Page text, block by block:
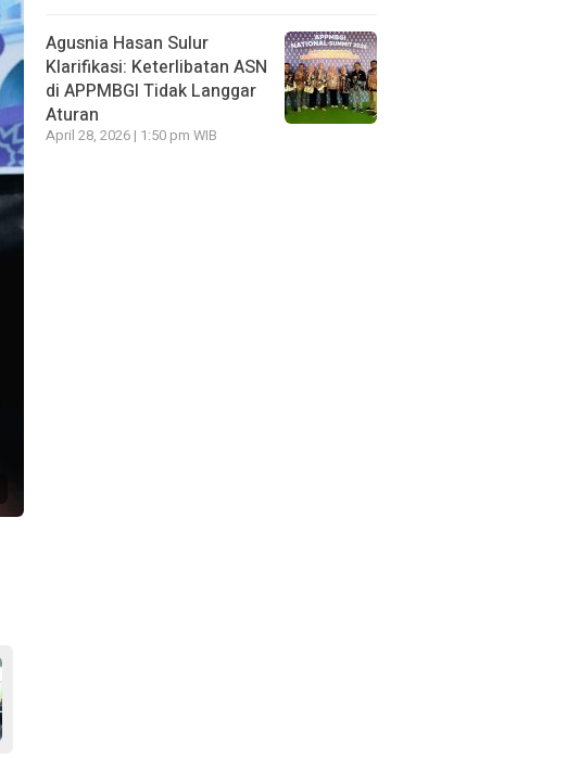
Agusnia Hasan Sulur
Klarifikasi: Keterlibatan ASN
di APPMBGI Tidak Langgar
Aturan
April 28, 2026 | 1:50 pm WIB